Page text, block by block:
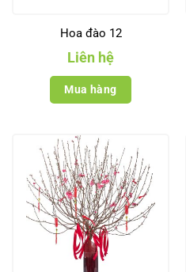
Hoa đào 12
Liên hệ
Mua hàng